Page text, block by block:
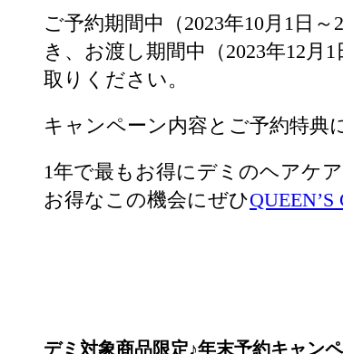
ご予約期間中（2023年10月1日
き、お渡し期間中（2023年12月
取りください。
キャンペーン内容とご予約特典
1年で最もお得にデミのヘアケ
お得なこの機会にぜひ
デミ対象商品限定♪年末予約キャン